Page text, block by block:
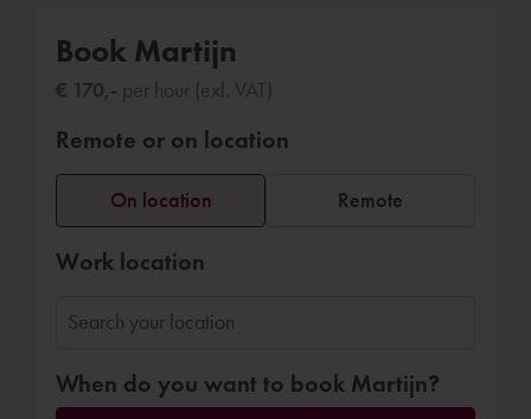
Book Martijn
€ 170,- per hour (exl. VAT)
Remote or on location
On location Remote
Work location
When do you want to book Martijn?